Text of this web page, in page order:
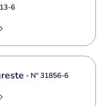
6
- Nº31856-6